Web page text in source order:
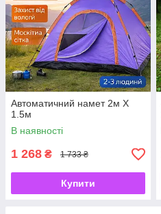
Автоматичний намет 2м Х
1.5м
В наявності
1 268 ₴ 1 733 ₴
Купити